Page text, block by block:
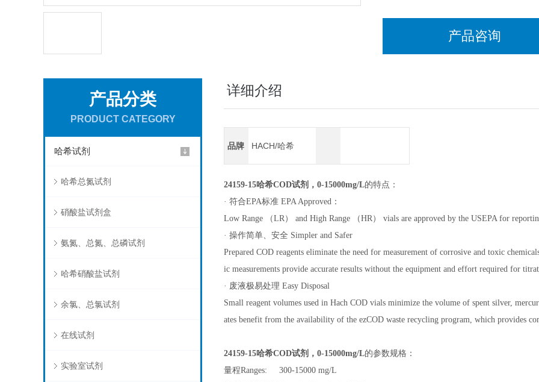
产品咨询
产品分类
PRODUCT CATEGORY
哈希试剂
哈希总氮试剂
硝酸盐试剂盒
氨氮、总氮、总磷试剂
哈希硝酸盐试剂
余氯、总氯试剂
在线试剂
实验室试剂
详细介绍
品牌 HACH/哈希
24159-15哈希COD试剂，0-15000mg/L的特点：
· 符合EPA标准 EPA Approved：
Low Range （LR） and High Range （HR） vials are approved by the USEPA for
· 操作简单、安全 Simpler and Safer
Prepared COD reagents eliminate the need for measurement of corrosive and toxic
ic measurements provide accurate results without the equipment and effort required for
· 废液极易处理 Easy Disposal
Small reagent volumes used in Hach COD vials minimize the volume of spent silver,
ates benefit from the availability of the ezCOD waste recycling program, which provides
24159-15哈希COD试剂，0-15000mg/L的参数规格：
量程Ranges: 300-15000 mg/L